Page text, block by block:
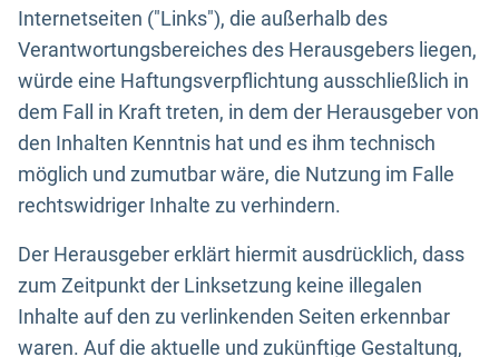
Internetseiten ("Links"), die außerhalb des
Verantwortungsbereiches des Herausgebers liegen,
würde eine Haftungsverpflichtung ausschließlich in
dem Fall in Kraft treten, in dem der Herausgeber von
den Inhalten Kenntnis hat und es ihm technisch
möglich und zumutbar wäre, die Nutzung im Falle
rechtswidriger Inhalte zu verhindern.
Der Herausgeber erklärt hiermit ausdrücklich, dass
zum Zeitpunkt der Linksetzung keine illegalen
Inhalte auf den zu verlinkenden Seiten erkennbar
waren. Auf die aktuelle und zukünftige Gestaltung,